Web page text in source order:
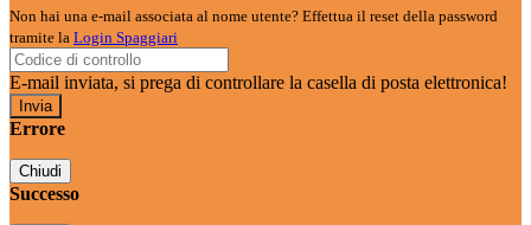
Non hai una e-mail associata al nome utente? Effettua il reset della password
tramite la Login Spaggiari
E-mail inviata, si prega di controllare la casella di posta elettronica!
Errore
Chiudi
Successo